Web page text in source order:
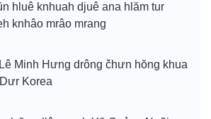
hluê knhuah djuê ana hlăm tur
knhâo mrâo mrang
Minh Hưng drông čhưn hŏng khua
Korea